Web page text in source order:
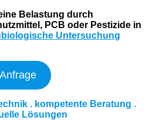
Belastung durch
PCB oder Pestizide in
Untersuchung
Anfrage
. kompetente Beratung .
Lösungen